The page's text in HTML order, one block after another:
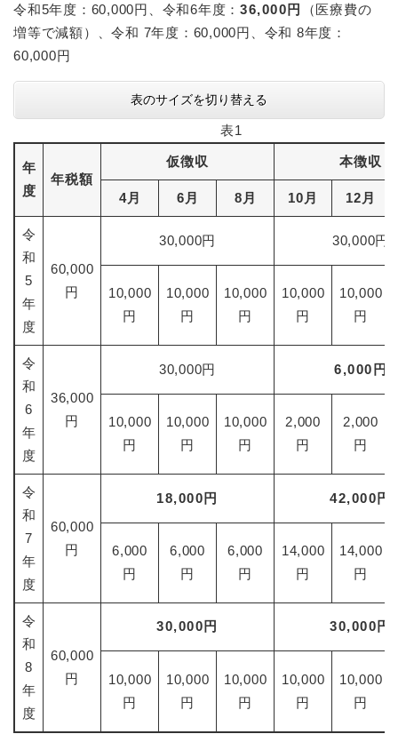
令和5年度：60,000円、令和6年度： 36,000円
（医療費の
増等で減額）、令和 7年度：60,000円、令和 8年度：
60,000円
表のサイズを切り替える
表1
年
度
年税額
仮徴収 本徴収
4月 6月 8月 10月 12月
令
和
5
年
度
60,000
円
30,000円 30,000円
10,000
円
10,000
円
10,000
円
10,000
円
10,000
円
令
和
6
年
度
36,000
円
30,000円 6,000円
10,000
円
10,000
円
10,000
円
2,000
円
2,000
円
令
和
7
年
度
60,000
円
18,000円 42,000円
6,000
円
6,000
円
6,000
円
14,000
円
14,000
円
令
和
8
年
度
60,000
円
30,000円 30,000円
10,000
円
10,000
円
10,000
円
10,000
円
10,000
円